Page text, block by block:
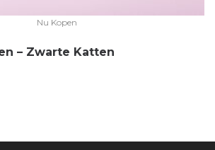
Nu Kopen
– Zwarte Katten